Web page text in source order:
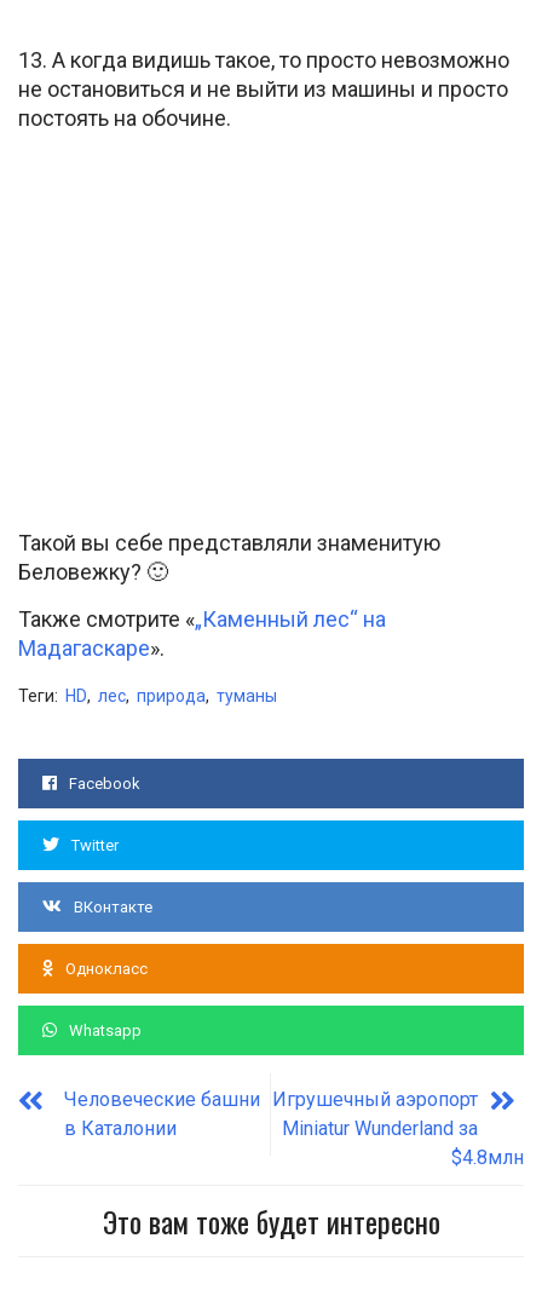
13. А когда видишь такое, то просто невозможно
не остановиться и не выйти из машины и просто
постоять на обочине.
Такой вы себе представляли знаменитую
Беловежку? 🙂
Также смотрите «„Каменный лес“ на
Мадагаскаре».
Теги: HD, лес, природа, туманы
Facebook
Twitter
ВКонтакте
Однокласс
Whatsapp
Человеческие башни
в Каталонии
Игрушечный аэропорт
Miniatur Wunderland за
$4.8млн
Это вам тоже будет интересно